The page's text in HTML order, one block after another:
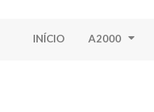
INÍCIO A2000